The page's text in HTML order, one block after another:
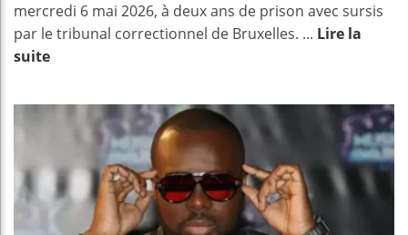
mercredi 6 mai 2026, à deux ans de prison avec sursis
par le tribunal correctionnel de Bruxelles. ... Lire la
suite